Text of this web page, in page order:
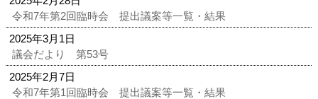
令和7年第2回臨時会 提出議案等一覧・結果
2025年3月1日
議会だより 第53号
2025年2月7日
令和7年第1回臨時会 提出議案等一覧・結果